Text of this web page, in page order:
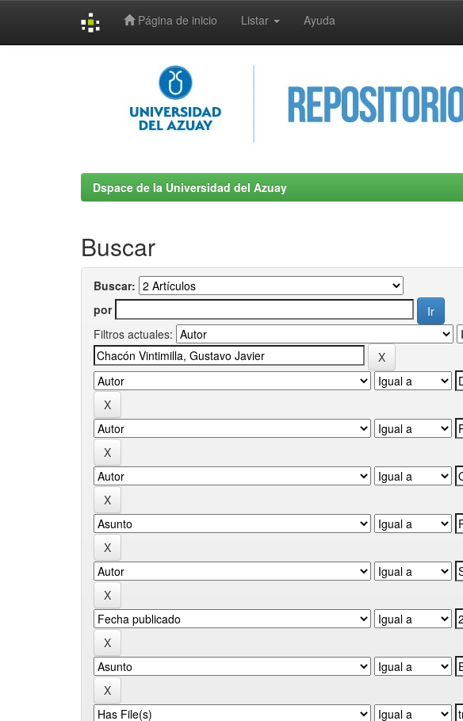
Página de inicio Listar Ayuda
Dspace de la Universidad del Azuay
Buscar
Buscar:
por
Filtros actuales: